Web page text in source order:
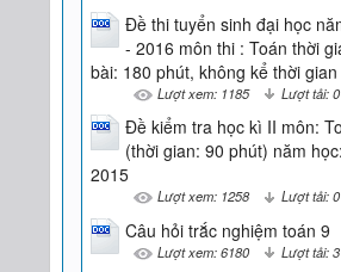
Đề thi tuyển sinh đại học
- 2016 môn thi : Toán thời
bài: 180 phút, không kể thời
Lượt xem: 1185 Lượt tải: 0
Đề kiểm tra học kì II môn:
(thời gian: 90 phút) năm
2015
Lượt xem: 1258 Lượt tải: 0
Câu hỏi trắc nghiệm toán 9
Lượt xem: 6180 Lượt tải: 3